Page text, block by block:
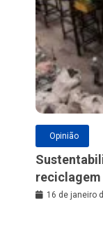
Opinião
reciclagem
a maior da
16 de janeiro